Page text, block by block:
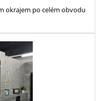
okrajem po celém obvodu